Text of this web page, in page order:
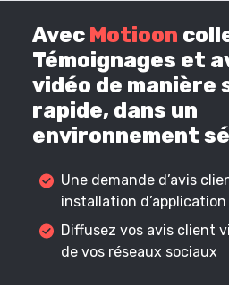
Avec Motioon
Témoignages et
vidéo de manière
rapide, dans un
environnement
Une demande d’avis
installation d’application
Diffusez vos avis client
de vos réseaux sociaux